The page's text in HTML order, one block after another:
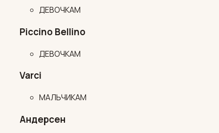
ДЕВОЧКАМ
Piccino Bellino
ДЕВОЧКАМ
Varci
МАЛЬЧИКАМ
Андерсен